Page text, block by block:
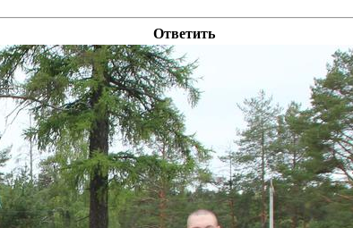
Ответить